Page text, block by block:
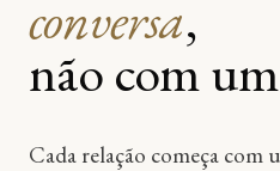
conversa,
não com
Cada relação começa com